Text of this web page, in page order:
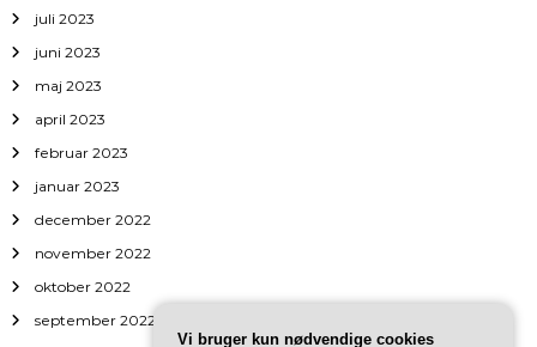
juli 2023
juni 2023
maj 2023
april 2023
februar 2023
januar 2023
december 2022
november 2022
oktober 2022
september 2022
Vi bruger kun nødvendige cookies